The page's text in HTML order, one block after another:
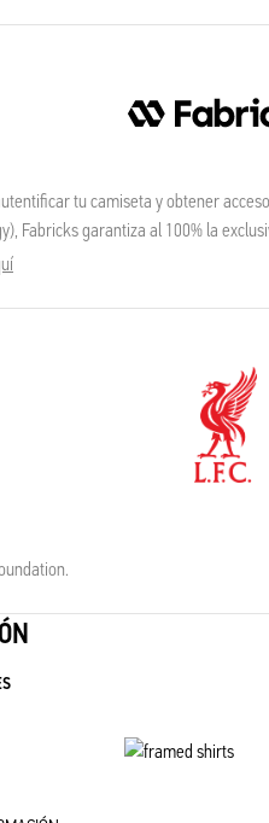
tu camiseta y obtener
Fabricks garantiza al 100% la